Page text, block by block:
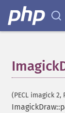
(PECL imagick 2,